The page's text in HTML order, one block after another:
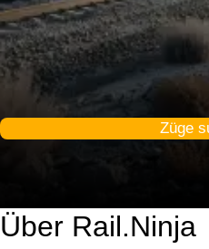
Züge
Über Rail.Ninja